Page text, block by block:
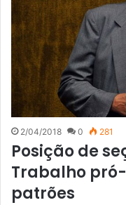
2/04/2018 0 281
Posição de
Trabalho
patrões